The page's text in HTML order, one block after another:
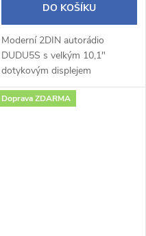
DO KOŠÍKU
Moderní 2DIN autorádio
DUDU5S s velkým 10,1"
dotykovým displejem
1280×720 px a praktickým
otočným potenciometrem
Doprava ZDARMA